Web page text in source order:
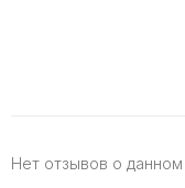
Нет отзывов о данном